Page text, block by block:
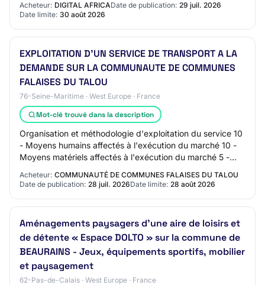
Acheteur: DIGITAL AFRICADate de publication: 29 juil. 2026
Date limite: 30 août 2026
EXPLOITATION D'UN SERVICE DE TRANSPORT A LA
DEMANDE SUR LA COMMUNAUTE DE COMMUNES
FALAISES DU TALOU
76-Seine-Maritime · West Europe · France
Mot-clé trouvé dans la description
Organisation et méthodologie d'exploitation du service 10
- Moyens humains affectés à l'exécution du marché 10 -
Moyens matériels affectés à l'exécution du marché 5 -
Dispositif de suivi, de contrôle…
Acheteur: COMMUNAUTÉ DE COMMUNES FALAISES DU TALOU
Date de publication: 28 juil. 2026Date limite: 28 août 2026
Aménagements paysagers d'une aire de loisirs et
de détente « Espace DOLTO » sur la commune de
BEAURAINS - Jeux, équipements sportifs, mobilier
et paysagement
62-Pas-de-Calais · West Europe · France